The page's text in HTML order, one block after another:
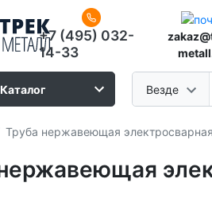
+7 (495) 032-
14-33
Везде
Каталог
Труба нержавеющая